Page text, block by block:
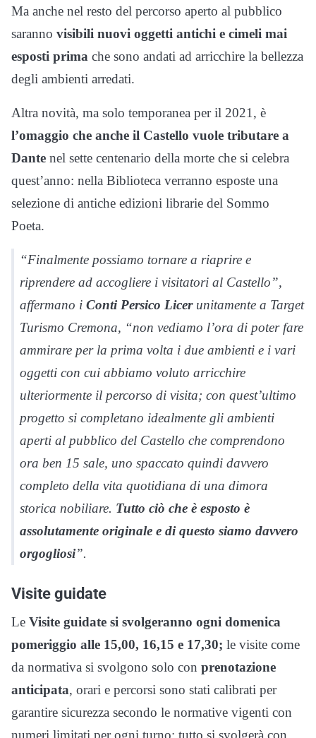
Ma anche nel resto del percorso aperto al pubblico
saranno visibili nuovi oggetti antichi e cimeli mai
esposti prima che sono andati ad arricchire la bellezza
degli ambienti arredati.
Altra novità, ma solo temporanea per il 2021, è
l’omaggio che anche il Castello vuole tributare a
Dante nel sette centenario della morte che si celebra
quest’anno: nella Biblioteca verranno esposte una
selezione di antiche edizioni librarie del Sommo
Poeta.
“Finalmente possiamo tornare a riaprire e
riprendere ad accogliere i visitatori al Castello”,
affermano i Conti Persico Licerunitamente a Target
Turismo Cremona, “non vediamo l’ora di poter fare
ammirare per la prima volta i due ambienti e i vari
oggetti con cui abbiamo voluto arricchire
ulteriormente il percorso di visita; con quest’ultimo
progetto si completano idealmente gli ambienti
aperti al pubblico del Castello che comprendono
ora ben 15 sale, uno spaccato quindi davvero
completo della vita quotidiana di una dimora
storica nobiliare. Tutto ciò che è esposto è
assolutamente originale e di questo siamo davvero
orgogliosi”.
Visite guidate
Le Visite guidate si svolgeranno ogni domenica
pomeriggio alle 15,00, 16,15 e 17,30; le visite come
da normativa si svolgono solo con prenotazione
anticipata, orari e percorsi sono stati calibrati per
garantire sicurezza secondo le normative vigenti con
numeri limitati per ogni turno; tutto si svolgerà con